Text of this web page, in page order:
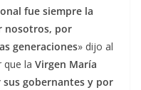
fue siempre la
nosotros, por
generaciones» dijo al
que la Virgen María
gobernantes y por